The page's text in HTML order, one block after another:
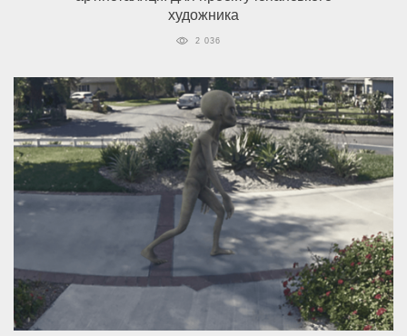
художника
2 036